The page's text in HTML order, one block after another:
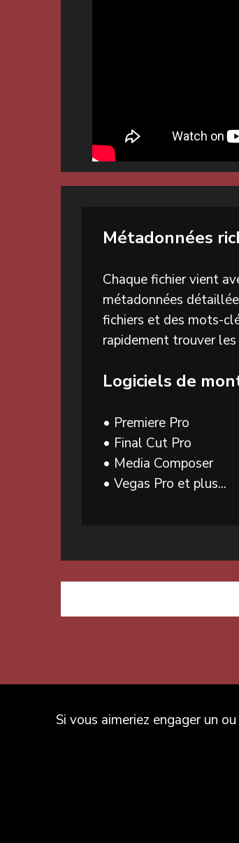
Métadonnées
Chaque fichier vient
métadonnées
fichiers et des mots-
rapidement trouver
Logiciels de
• Premiere Pro
• Final Cut Pro
• Media Composer
• Vegas Pro et plus...
Si vous aimeriez engager un